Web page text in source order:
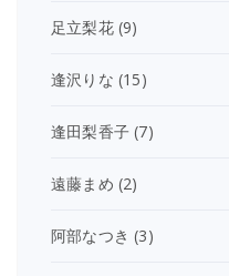
足立梨花(9)
逢沢りな (15)
逢田梨香子 (7)
遠藤まめ (2)
阿部なつき (3)